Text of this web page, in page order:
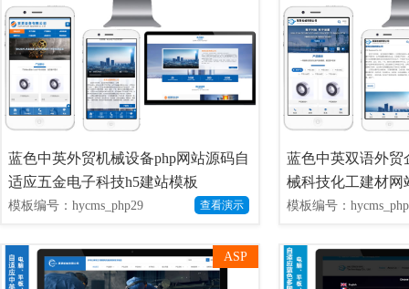
蓝色中英外贸机械设备php网站源码自
适应五金电子科技h5建站模板
模板编号：hycms_php29 查看演示
蓝色中英双语外贸
械科技化工建材网
模板编号：
ASP